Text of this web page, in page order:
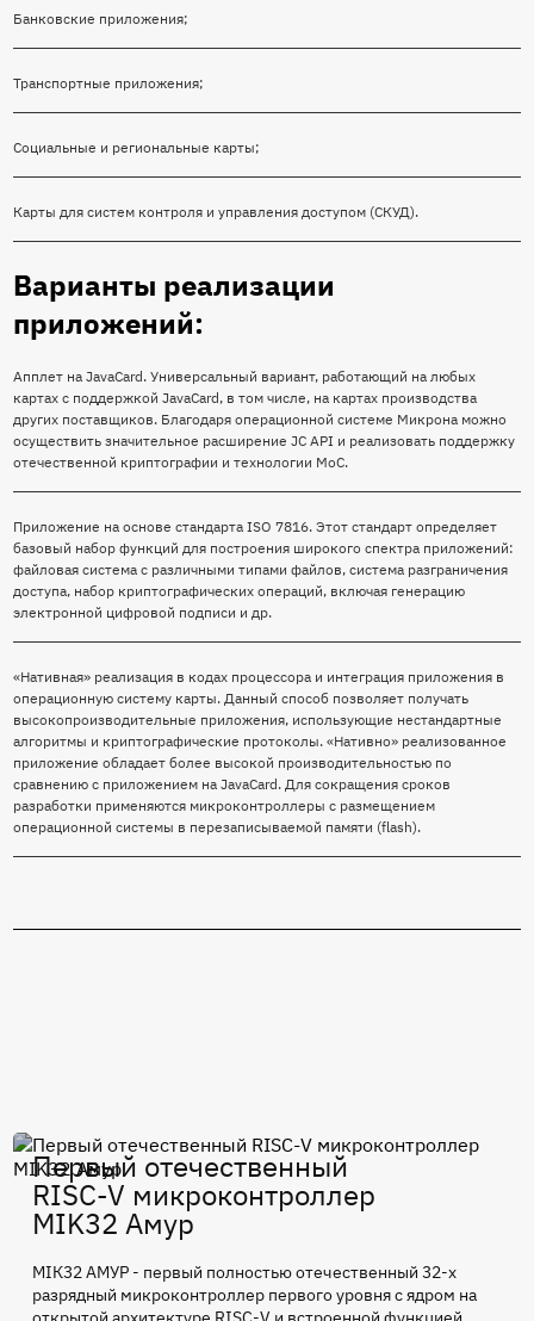
Банковские приложения;
Транспортные приложения;
Социальные и региональные карты;
Карты для систем контроля и управления доступом (СКУД).
Варианты реализации
приложений:
Апплет на JavaCard. Универсальный вариант, работающий на любых
картах с поддержкой JavaCard, в том числе, на картах производства
других поставщиков. Благодаря операционной системе Микрона можно
осуществить значительное расширение JC API и реализовать поддержку
отечественной криптографии и технологии MoC.
Приложение на основе стандарта ISO 7816. Этот стандарт определяет
базовый набор функций для построения широкого спектра приложений:
файловая система с различными типами файлов, система разграничения
доступа, набор криптографических операций, включая генерацию
электронной цифровой подписи и др.
«Нативная» реализация в кодах процессора и интеграция приложения в
операционную систему карты. Данный способ позволяет получать
высокопроизводительные приложения, использующие нестандартные
алгоритмы и криптографические протоколы. «Нативно» реализованное
приложение обладает более высокой производительностью по
сравнению с приложением на JavaCard. Для сокращения сроков
разработки применяются микроконтроллеры с размещением
операционной системы в перезаписываемой памяти (flash).
Первый отечественный
RISC-V микроконтроллер
MIK32 Амур
МIК32 АМУР - первый полностью отечественный 32-х
разрядный микроконтроллер первого уровня с ядром на